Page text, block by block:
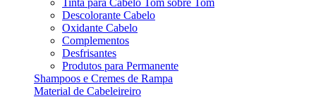
Tinta para Cabelo Tom sobre Tom
Descolorante Cabelo
Oxidante Cabelo
Complementos
Desfrisantes
Produtos para Permanente
Shampoos e Cremes de Rampa
Material de Cabeleireiro